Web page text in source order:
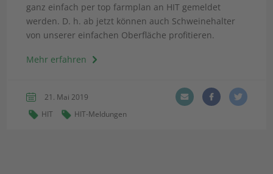
ganz einfach per top farmplan an HIT gemeldet
werden. D. h. ab jetzt können auch Schweinehalter
von unserer einfachen Oberfläche profitieren.
Mehr erfahren
21. Mai 2019
HIT
HIT-Meldungen